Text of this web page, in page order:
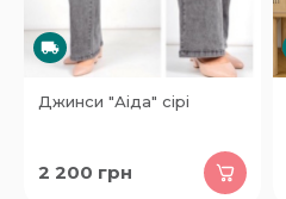
Джинси "Аіда" сірі
2 200 грн